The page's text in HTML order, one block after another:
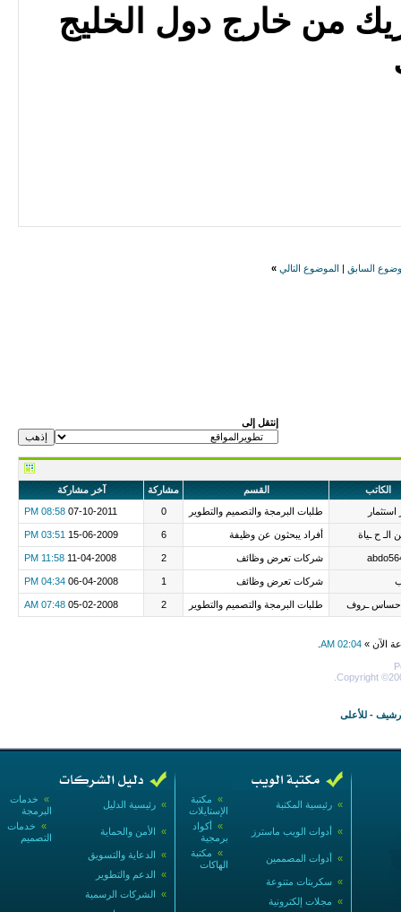
من خارج دول الخليج
السابق الموضوع التالي »
إنتقل إلى
الكاتب القسم مشاركة
آخر مشاركة
استثمار
طلبات البرمجة والتصميم والتطوير 0
07-10-2011
08:58 PM
الـ ح ـياة أفراد يبحثون عن وظيفة 6
15-06-2009
03:51 PM
شركات تعرض وظائف 2
11-04-2008
11:58 PM
شركات تعرض وظائف 1
06-04-2008
04:34 PM
ـروف طلبات البرمجة والتصميم والتطوير 2
05-02-2008
07:48 AM
الآن » 02:04 AM
Copyright
- للأعلى
» خدمات
البرمجة
» رئيسية الدليل
» خدمات
التصميم
» الأمن والحماية
» الدعاية والتسويق
» الدعم والتطوير
» الشركات الرسمية
» مكتبة
الإستايلات
» رئيسية المكتبة
» أكواد
برمجية
» أدوات الويب ماسترز
» مكتبة
الهاكات
» أدوات المصممين
» سكربتات متنوعة
» مجلات إلكترونية